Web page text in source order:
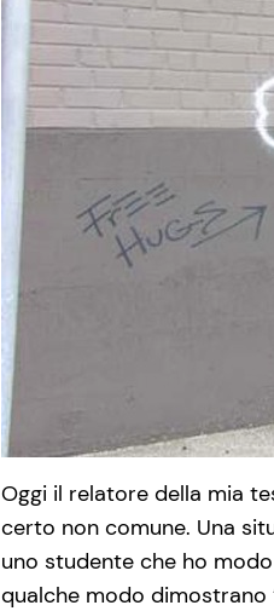
Oggi il relatore della mia
certo non comune. Una
uno studente che ho
qualche modo dimostrano